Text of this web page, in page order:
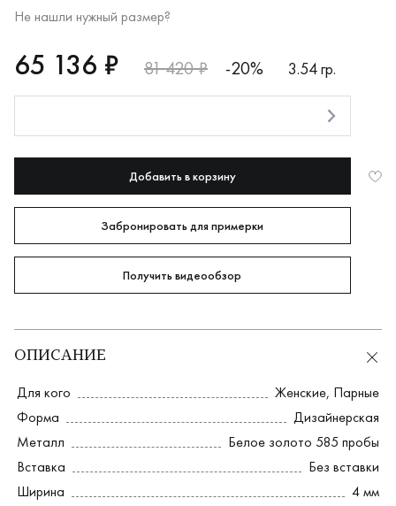
Не нашли нужный размер?
RUB
65136
65 136 ₽ 81 420 ₽ -20%
3.54 гр.
Добавить в корзину
Забронировать для примерки
Получить видеообзор
ОПИСАНИЕ
Для кого Женские, Парные
Форма
Дизайнерская
Металл
Белое золото 585 пробы
Вставка
Без вставки
Ширина
4 мм